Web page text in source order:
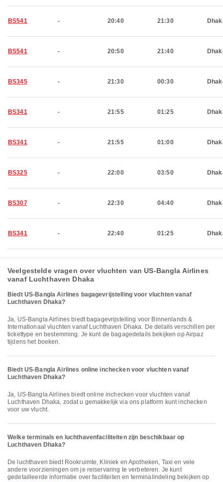
BS541 - 20:40 21:30
BS541 - 20:50 21:40
BS345 - 21:30 00:30
BS341 - 21:55 01:25
BS341 - 21:55 01:00
BS325 - 22:00 03:50
BS307 - 22:30 04:40
BS341 - 22:40 01:25
Veelgestelde vragen over vluchten van US-Bangla Airlines
vanaf Luchthaven Dhaka
Biedt US-Bangla Airlines bagagevrijstelling voor vluchten vanaf
Luchthaven Dhaka?
Ja, US-Bangla Airlines biedt bagagevrijstelling voor Binnenlands &
Internationaal vluchten vanaf Luchthaven Dhaka. De details verschillen per
tickettype en bestemming. Je kunt de bagagedetails bekijken op Airpaz
tijdens het boeken.
Biedt US-Bangla Airlines online inchecken voor vluchten vanaf
Luchthaven Dhaka?
Ja, US-Bangla Airlines biedt online inchecken voor vluchten vanaf
Luchthaven Dhaka, zodat u gemakkelijk via ons platform kunt inchecken
voor uw vlucht.
Welke terminals en luchthavenfaciliteiten zijn beschikbaar op
Luchthaven Dhaka?
De luchthaven biedt Rookruimte, Kliniek en Apotheken, Taxi en vele
andere voorzieningen om je reiservaring te verbeteren. Je kunt
gedetailleerde informatie over faciliteiten en terminalindeling bekijken op